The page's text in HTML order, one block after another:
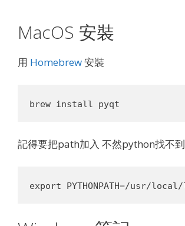
MacOS 安裝
用 Homebrew安裝
記得要把path加入 不然python找不到